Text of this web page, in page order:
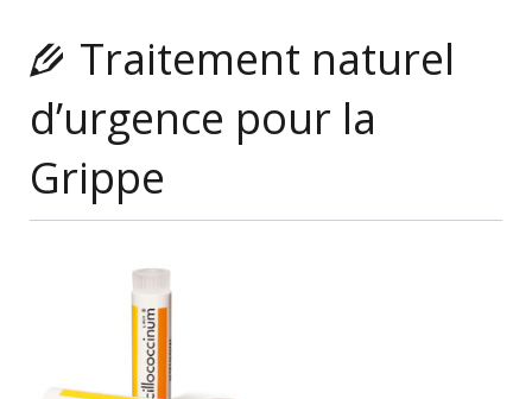
Traitement naturel
d’urgence pour la
Grippe